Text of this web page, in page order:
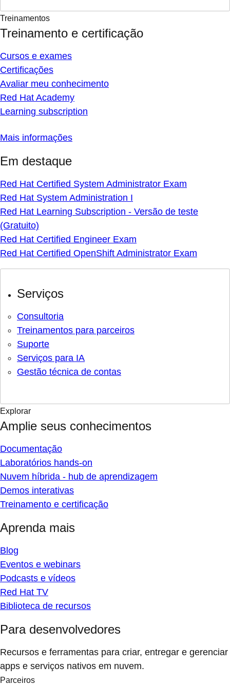
Treinamentos
Treinamento e certificação
Cursos e exames
Certificações
Avaliar meu conhecimento
Red Hat Academy
Learning subscription
Mais informações
Em destaque
Red Hat Certified System Administrator Exam
Red Hat System Administration I
Red Hat Learning Subscription - Versão de teste
(Gratuito)
Red Hat Certified Engineer Exam
Red Hat Certified OpenShift Administrator Exam
Serviços
Consultoria
Treinamentos para parceiros
Suporte
Serviços para IA
Gestão técnica de contas
Explorar
Amplie seus conhecimentos
Documentação
Laboratórios hands-on
Nuvem híbrida - hub de aprendizagem
Demos interativas
Treinamento e certificação
Aprenda mais
Blog
Eventos e webinars
Podcasts e vídeos
Red Hat TV
Biblioteca de recursos
Para desenvolvedores
Recursos e ferramentas para criar, entregar e gerenciar
apps e serviços nativos em nuvem.
Parceiros